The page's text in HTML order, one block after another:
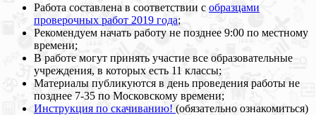
Работа составлена в соответствии с образцами
проверочных работ 2019 года;
Рекомендуем начать работу не позднее 9:00 по местному
времени;
В работе могут принять участие все образовательные
учреждения, в которых есть 11 классы;
Материалы публикуются в день проведения работы не
позднее 7-35 по Московскому времени;
Инструкция по скачиванию! (обязательно ознакомиться)